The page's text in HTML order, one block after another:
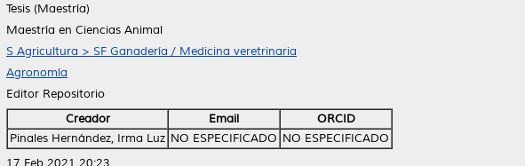
Tesis (Maestría)
Maestría en Ciencias Animal
S Agricultura > SF Ganadería / Medicina veretrinaria
Agronomía
Editor Repositorio
Creador Email
ORCID
Pinales Hernández, Irma Luz NO ESPECIFICADO NO ESPECIFICADO
17 Feb 2021 20:23